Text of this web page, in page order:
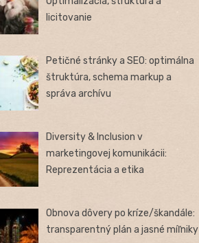
licitovanie
Petičné stránky a SEO: optimálna
štruktúra, schema markup a
správa archívu
Diversity & Inclusion v
marketingovej komunikácii:
Reprezentácia a etika
Obnova dôvery po kríze/škandále:
transparentný plán a jasné míľniky